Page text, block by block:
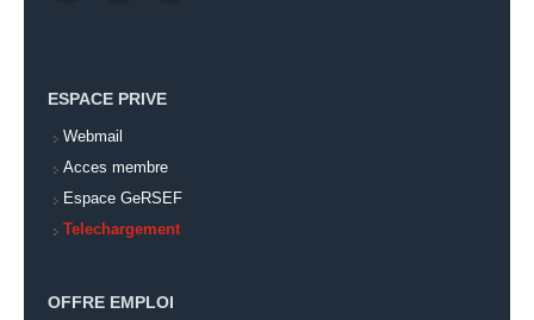
ESPACE PRIVE
Webmail
Acces membre
Espace GeRSEF
Telechargement
OFFRE EMPLOI